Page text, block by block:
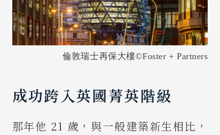
倫敦瑞士再保大樓©Foster + Partners
成功跨入英國菁英階級
那年他 21 歲，與一般建築新生相比，